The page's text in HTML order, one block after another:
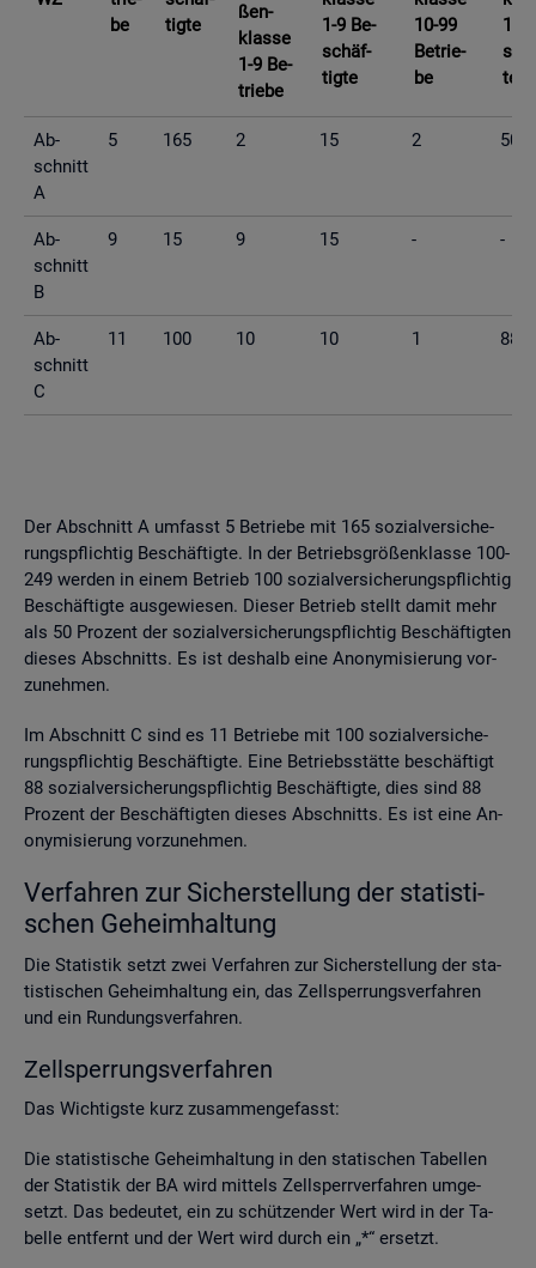
be
tig­te
ßen­
klas­se
1-9 Be­
trie­be
1-9 Be­
schäf­
tig­te
10-99
Be­trie­
be
10-
te
Ab­
schnitt
A
5 165 2 15 2 50
Ab­
schnitt
B
9 15 9 15 - -
Ab­
schnitt
C
11 100 10 10 1 88
Der Ab­schnitt A um­fasst 5 Be­trie­be mit 165 so­zi­al­ver­si­che­
rungs­pflich­tig Be­schäf­tig­te. In der Be­triebs­grö­ßen­klas­se 100-
249 wer­den in einem Be­trieb 100 so­zi­al­ver­si­che­rungs­pflich­tig
Be­schäf­tig­te aus­ge­wie­sen. Die­ser Be­trieb stellt damit mehr
als 50 Pro­zent der so­zi­al­ver­si­che­rungs­pflich­tig Be­schäf­tig­ten
die­ses Ab­schnitts. Es ist des­halb eine An­ony­mi­sie­rung vor­
zu­neh­men.
Im Ab­schnitt C sind es 11 Be­trie­be mit 100 so­zi­al­ver­si­che­
rungs­pflich­tig Be­schäf­tig­te. Eine Be­triebs­stät­te be­schäf­tigt
88 so­zi­al­ver­si­che­rungs­pflich­tig Be­schäf­tig­te, dies sind 88
Pro­zent der Be­schäf­tig­ten die­ses Ab­schnitts. Es ist eine An­
ony­mi­sie­rung vor­zu­neh­men.
Ver­fah­ren zur Si­cher­stel­lung der sta­tis­ti­
schen Ge­heim­hal­tung
Die Sta­tis­tik setzt zwei Ver­fah­ren zur Si­cher­stel­lung der sta­
tis­ti­schen Ge­heim­hal­tung ein, das Zell­sper­rungs­ver­fah­ren
und ein Run­dungs­ver­fah­ren.
Zell­sper­rungs­ver­fah­ren
Das Wich­tigs­te kurz zu­sam­men­ge­fasst:
Die sta­tis­ti­sche Ge­heim­hal­tung in den sta­ti­schen Ta­bel­len
der Sta­tis­tik der BA wird mit­tels Zell­sperr­ver­fah­ren um­ge­
setzt. Das be­deu­tet, ein zu schüt­zen­der Wert wird in der Ta­
bel­le ent­fernt und der Wert wird durch ein „*“ er­setzt.